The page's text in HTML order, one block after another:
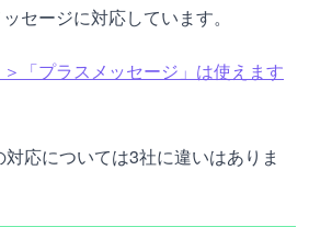
セージに対応しています。
「プラスメッセージ」は使えます
応については3社に違いはありま